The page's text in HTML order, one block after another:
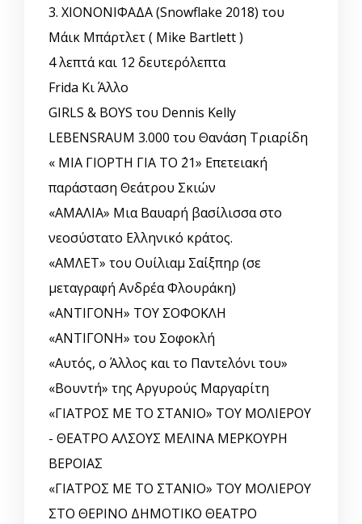
3. ΧΙΟΝΟΝΙΦΑΔΑ (Snowflake 2018) του
Μάικ Μπάρτλετ ( Mike Bartlett )
4 λεπτά και 12 δευτερόλεπτα
Frida Κι Άλλο
GIRLS & BOYS του Dennis Kelly
LEBENSRAUM 3.000 του Θανάση Τριαρίδη
« ΜΙΑ ΓΙΟΡΤΗ ΓΙΑ ΤΟ ΄21» Επετειακή
παράσταση Θεάτρου Σκιών
«ΑΜΑΛΙΑ» Μια Βαυαρή βασίλισσα στο
νεοσύστατο Ελληνικό κράτος.
«ΑΜΛΕΤ» του Ουίλιαμ Σαίξπηρ (σε
μεταγραφή Ανδρέα Φλουράκη)
«ΑΝΤΙΓΟΝΗ» ΤΟΥ ΣΟΦΟΚΛΗ
«ΑΝΤΙΓΟΝΗ» του Σοφοκλή
«Αυτός, o Άλλος και το Παντελόνι του»
«Βουντή» της Αργυρούς Μαργαρίτη
«ΓΙΑΤΡΟΣ ΜΕ ΤΟ ΣΤΑΝΙΟ» ΤΟΥ ΜΟΛΙΕΡΟΥ
- ΘΕΑΤΡΟ ΑΛΣΟΥΣ ΜΕΛΙΝΑ ΜΕΡΚΟΥΡΗ
ΒΕΡΟΙΑΣ
«ΓΙΑΤΡΟΣ ΜΕ ΤΟ ΣΤΑΝΙΟ» ΤΟΥ ΜΟΛΙΕΡΟΥ
ΣΤΟ ΘΕΡΙΝΟ ΔΗΜΟΤΙΚΟ ΘΕΑΤΡΟ